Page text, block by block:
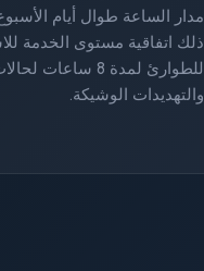
مدار الساعة طوال أيام
ذلك اتفاقية مستوى الخدمة
للطوارئ لمدة 8
والتهديدات الوشيكة.